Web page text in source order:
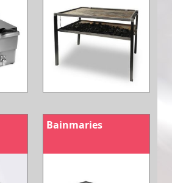
Bainmaries